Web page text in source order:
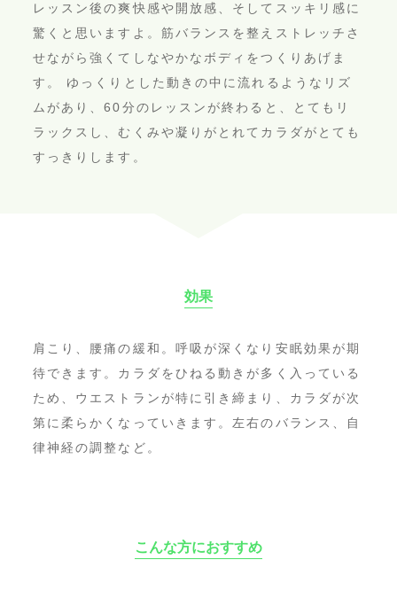
レッスン後の爽快感や開放感、そしてスッキリ感に
驚くと思いますよ。筋バランスを整えストレッチさ
せながら強くてしなやかなボディをつくりあげま
す。 ゆっくりとした動きの中に流れるようなリズ
ムがあり、60分のレッスンが終わると、とてもリ
ラックスし、むくみや凝りがとれてカラダがとても
すっきりします。
効果
肩こり、腰痛の緩和。呼吸が深くなり安眠効果が期
待できます。カラダをひねる動きが多く入っている
ため、ウエストランが特に引き締まり、カラダが次
第に柔らかくなっていきます。左右のバランス、自
律神経の調整など。
こんな方におすすめ